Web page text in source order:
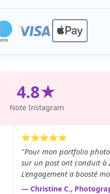
4.8★
Note Instagram
⭐⭐⭐⭐⭐
"Pour mon portfolio
sur un post ont conduit à
L'engagement a boosté
— Christine C.,